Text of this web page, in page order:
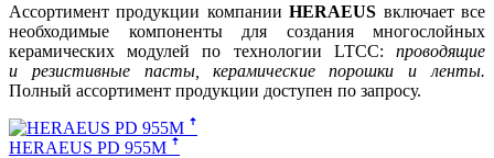
Ассортимент продукции компанииHERAEUS включает все
необходимые компоненты для создания многослойных
керамических модулей по технологии LTCC: проводящие
и резистивные пасты, керамические порошки и ленты.
Полный ассортимент продукции доступен по запросу.
HERAEUS PD 955M ꜛ